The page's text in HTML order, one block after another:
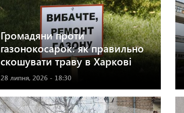
Громадяни проти
газонокосарок: як правильно
скошувати траву в Харкові
28 липня, 2026 - 18:30